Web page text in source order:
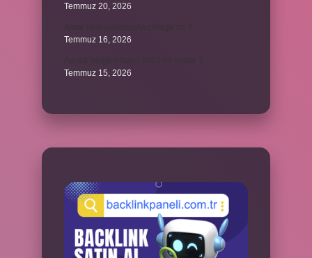
Temmuz 20, 2026
Temmuz 16, 2026
Temmuz 15, 2026